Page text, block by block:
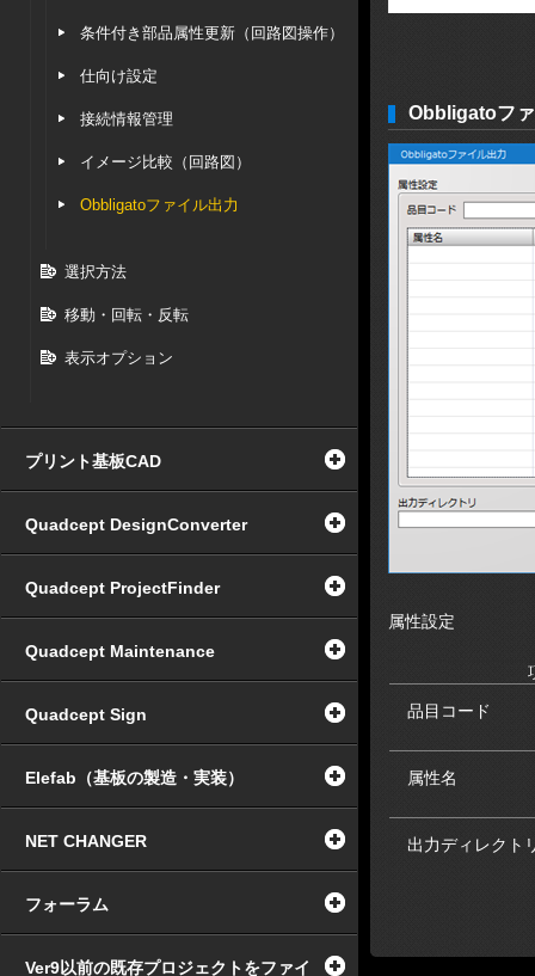
条件付き部品属性更新（回路図操作）
仕向け設定
接続情報管理
イメージ比較（回路図）
Obbligatoファイル出力
選択方法
移動・回転・反転
表示オプション
プリント基板CAD
Quadcept DesignConverter
Quadcept ProjectFinder
Quadcept Maintenance
Quadcept Sign
Elefab（基板の製造・実装）
NET CHANGER
フォーラム
Ver9以前の既存プロジェクトをファイ
Obbligatoフ
属性設定
品目コード
属性名
出力ディレクト